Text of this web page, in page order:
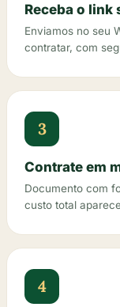
Receba o link
Enviamos no seu
contratar, com
3
Contrate em
Documento com
custo total
4